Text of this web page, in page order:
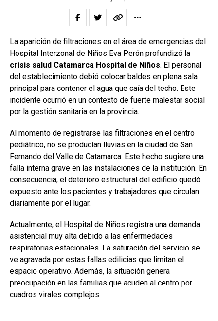
La aparición de filtraciones en el área de emergencias del
Hospital Interzonal de Niños Eva Perón profundizó la
crisis salud Catamarca Hospital de Niños. El personal
del establecimiento debió colocar baldes en plena sala
principal para contener el agua que caía del techo. Este
incidente ocurrió en un contexto de fuerte malestar social
por la gestión sanitaria en la provincia.
Al momento de registrarse las filtraciones en el centro
pediátrico, no se producían lluvias en la ciudad de San
Fernando del Valle de Catamarca. Este hecho sugiere una
falla interna grave en las instalaciones de la institución. En
consecuencia, el deterioro estructural del edificio quedó
expuesto ante los pacientes y trabajadores que circulan
diariamente por el lugar.
Actualmente, el Hospital de Niños registra una demanda
asistencial muy alta debido a las enfermedades
respiratorias estacionales. La saturación del servicio se
ve agravada por estas fallas edilicias que limitan el
espacio operativo. Además, la situación genera
preocupación en las familias que acuden al centro por
cuadros virales complejos.